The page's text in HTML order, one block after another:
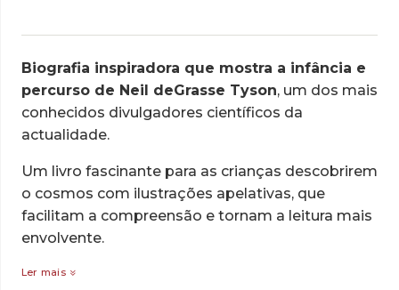
Biografia inspiradora que mostra a infância e
percurso de Neil deGrasse Tyson, um dos mais
conhecidos divulgadores científicos da
actualidade.
Um livro fascinante para as crianças descobrirem
o cosmos com ilustrações apelativas, que
facilitam a compreensão e tornam a leitura mais
envolvente.
Ler mais